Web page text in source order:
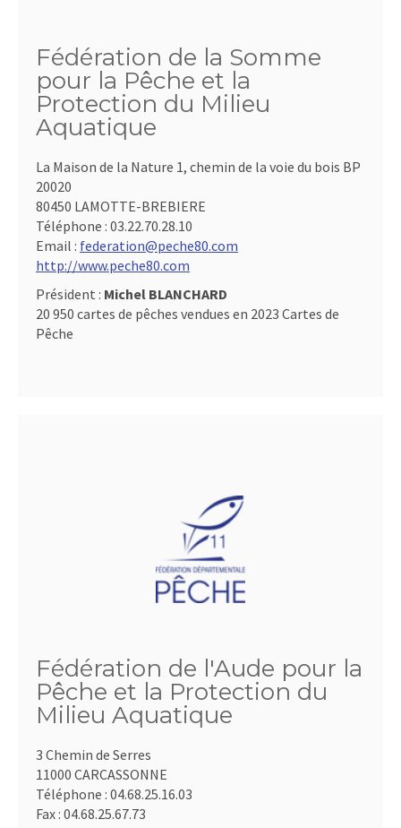
Fédération de la Somme
pour la Pêche et la
Protection du Milieu
Aquatique
La Maison de la Nature 1, chemin de la voie du bois BP
20020
80450 LAMOTTE-BREBIERE
Téléphone : 03.22.70.28.10
Email : federation@peche80.com
http://www.peche80.com
Président : Michel BLANCHARD
20 950 cartes de pêches vendues en 2023 Cartes de
Pêche
Fédération de l'Aude pour la
Pêche et la Protection du
Milieu Aquatique
3 Chemin de Serres
11000 CARCASSONNE
Téléphone : 04.68.25.16.03
Fax : 04.68.25.67.73